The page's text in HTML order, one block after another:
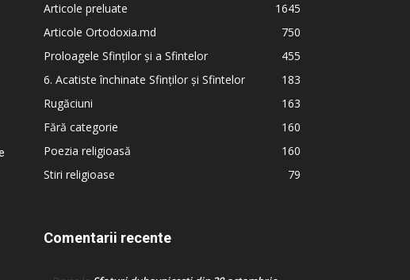
Articole preluate
1645
Articole Ortodoxia.md
750
Proloagele Sfinților și a Sfintelor
455
6. Acatiste închinate Sfinților și Sfintelor
183
Rugăciuni
163
Fără categorie
160
Poezia religioasă
160
Stiri religioase
79
Comentarii recente